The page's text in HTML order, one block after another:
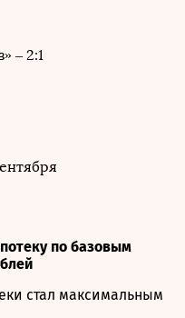
– 2:1
по базовым
стал максимальным